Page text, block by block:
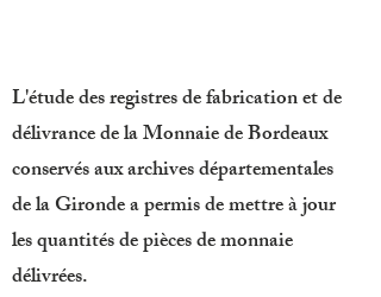
L'étude des registres de fabrication et de
délivrance de la Monnaie de Bordeaux
conservés aux archives départementales
de la Gironde a permis de mettre à jour
les quantités de pièces de monnaie
délivrées.